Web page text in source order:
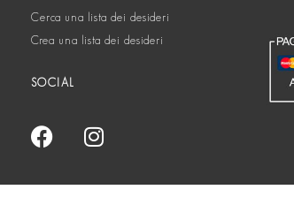
Cerca una lista dei desideri
Crea una lista dei desideri
SOCIAL